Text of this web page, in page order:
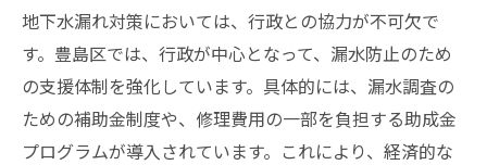
地下水漏れ対策においては、行政との協力が不可欠で
す。豊島区では、行政が中心となって、漏水防止のため
の支援体制を強化しています。具体的には、漏水調査の
ための補助金制度や、修理費用の一部を負担する助成金
プログラムが導入されています。これにより、経済的な